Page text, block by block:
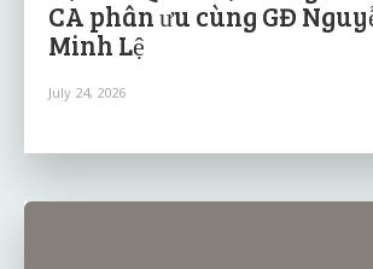
CA phân ưu cùng GĐ
Minh Lệ
July 24, 2026